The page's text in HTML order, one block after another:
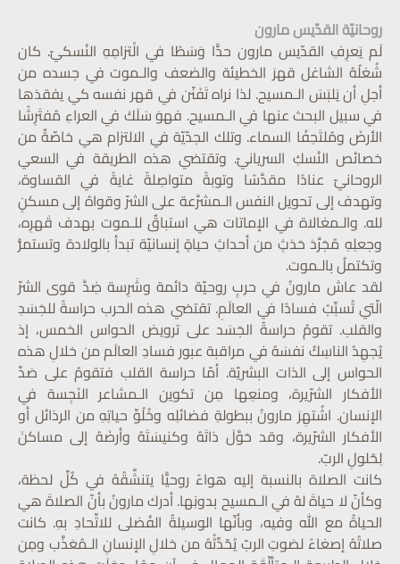
روحانيّة القدّيس مارون
لَم يَعرِفِ القدّيس مارون حدًّا وَسَطًا في الْتزامِهِ النُسكيّ. كان
شُغلُهُ الشاغل قهرَ الخطيئة والضعف والـموت في جسده من
أجلِ أن يَلبَسَ الـمسيح. لذا نراه تَفَنّن في قهر نفسه كي يفقدَها
في سبيل البحث عنها في الـمسيح. فهوَ سَلَكَ في العراءِ مُفتَرِشًا
الأرضَ ومُلتَحِفًا السماء. وتلك الجدّيّة في الالتزام هي خاصّةٌ من
خصائص النُسكِ السريانيّ. وتقتضي هذه الطريقة في السعي
الروحانيّ عنادًا مقدَّسًا وتوبةً متواصِلةً غايةً في القساوة،
وتهدف إلى تحويل النفس الـمشرَّعة على الشرّ وقواهُ إلى مسكنٍ
لله. والـمغالاة في الإماتات هي استباقٌ للـموت بهدف قَهرِه،
وجعلِهِ مُجَرَّدَ حَدَثٍ من أحداثِ حياةٍ إنسانيّة تبدأ بالولادة وتستمرُّ
وتكتملُ بالـموت.
لقد عاش مارونُ في حربٍ روحيّة دائمة وشَرِسة ضِدَّ قوى الشرّ
الّتي تُسبِّبُ فسادًا في العالَمِ. تقتضي هذه الحرب حراسةً للجَسَدِ
والقلب. تقومُ حراسةُ الجَسَد على ترويض الحواس الخمس، إذ
يُجهِدُ الناسِكُ نفسَهُ في مراقبة عبور فسادِ العالَم من خلالِ هذه
الحواس إلى الذات البشريّة. أمّا حراسة القلب فتقومُ على صَدِّ
الأفكار الشرّيرة، ومنعِها مِن تكوين الـمشاعر النَجِسة في
الإنسان. اشُتهِرَ مارونُ ببطولةِ فضائلِه وخُلُوِّ حياتِهِ من الرذائل أو
الأفكار الشرّيرة، وقد حَوَّلَ ذاتَهُ وكنيسَتَهُ وأرضَهُ إلى مساكنَ
لِحُلولِ الربّ.
كانت الصلاة بالنسبة إليه هواءً روحيًّا يتنشَّقُهُ في كُلِّ لحظة،
وكأنّ لا حياةَ لهُ في الـمسيح بدونِها. أدرك مارونُ بأنّ الصلاةَ هي
الحياةُ مع الله وفيه، وبأنّها الوسيلةُ الفُضلى للاتِّحادِ بهِ. كانت
صلاتُهُ إصغاءً لصَوتِ الربّ يُحّدِّثُهُ من خلالِ الإنسانِ الـمُعَذَّب ومِن